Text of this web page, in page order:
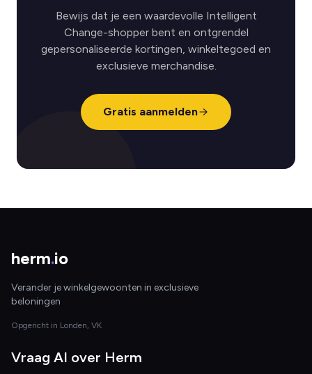
Bewijs dat je een waardevolle Intelligent
Change-shopper bent en ontgrendel
gepersonaliseerde kortingen, winkeltegoed en
exclusieve merchandise.
Gratis aanmelden
herm.io
Verander je winkelgewoonten in exclusieve
beloningen
Opgericht in Londen, VK
Vraag AI over Herm